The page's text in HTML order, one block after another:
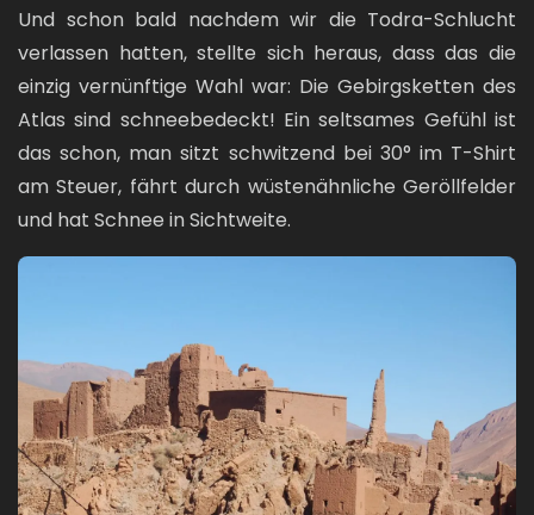
Und schon bald nachdem wir die Todra-Schlucht
verlassen hatten, stellte sich heraus, dass das die
einzig vernünftige Wahl war: Die Gebirgsketten des
Atlas sind schneebedeckt! Ein seltsames Gefühl ist
das schon, man sitzt schwitzend bei 30° im T-Shirt
am Steuer, fährt durch wüstenähnliche Geröllfelder
und hat Schnee in Sichtweite.
Bild